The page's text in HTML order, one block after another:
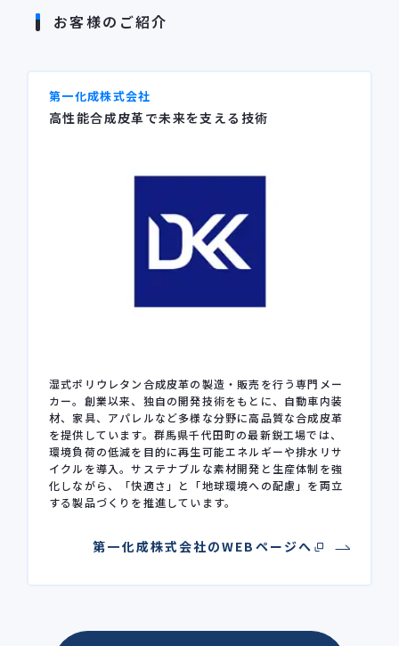
お客様のご紹介
第一化成株式会社
高性能合成皮革で未来を支える技術
湿式ポリウレタン合成皮革の製造・販売を行う専門メー
カー。創業以来、独自の開発技術をもとに、自動車内装
材、家具、アパレルなど多様な分野に高品質な合成皮革
を提供しています。群馬県千代田町の最新鋭工場では、
環境負荷の低減を目的に再生可能エネルギーや排水リサ
イクルを導入。サステナブルな素材開発と生産体制を強
化しながら、「快適さ」と「地球環境への配慮」を両立
する製品づくりを推進しています。
第一化成株式会社のWEBページへ